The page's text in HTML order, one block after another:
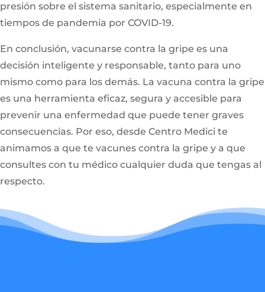
presión sobre el sistema sanitario, especialmente en
tiempos de pandemia por COVID-19.
En conclusión, vacunarse contra la gripe es una
decisión inteligente y responsable, tanto para uno
mismo como para los demás. La vacuna contra la gripe
es una herramienta eficaz, segura y accesible para
prevenir una enfermedad que puede tener graves
consecuencias. Por eso, desde Centro Medici te
animamos a que te vacunes contra la gripe y a que
consultes con tu médico cualquier duda que tengas al
respecto.